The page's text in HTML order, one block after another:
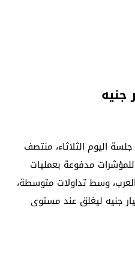
اليوم الثلاثاء، منتصف
مدفوعة بعمليات
وسط تداولات متوسطة،
المال السوقي 5.5 مليار جنيه ليغلق عند مستوى